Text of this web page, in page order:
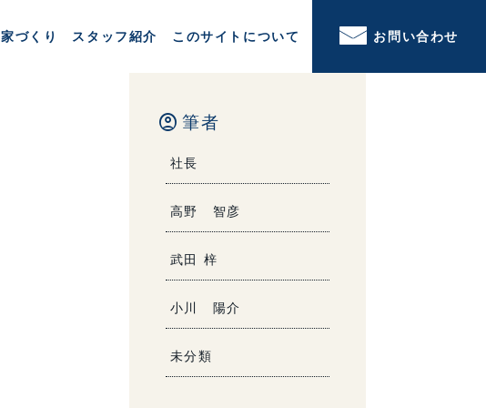
家づくり スタッフ紹介 このサイトについて お問い合わせ
account_circle 筆者
社長
高野 智彦
武田 梓
小川 陽介
未分類